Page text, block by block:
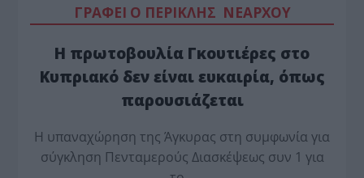
ΓΡΑΦΕΙ Ο ΠΕΡΙΚΛΗΣ ΝΕΑΡΧΟΥ
Η πρωτοβουλία Γκουτιέρες στο
Κυπριακό δεν είναι ευκαιρία, όπως
παρουσιάζεται
Η υπαναχώρηση της Άγκυρας στη συμφωνία για
σύγκληση Πενταμερούς Διασκέψεως συν 1 για